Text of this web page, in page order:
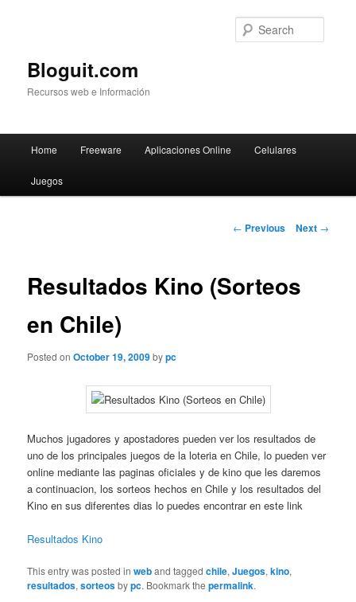
Bloguit.com
Recursos web e Información
Skip
to
Home Freeware Aplicaciones Online Celulares
Juegos
Post
← Previous Next →
Resultados Kino (Sorteos
en Chile)
Posted onOctober 19, 2009bypc
Muchos jugadores y apostadores pueden ver los resultados de
uno de los principales juegos de la loteria en Chile, lo pueden ver
online mediante las paginas oficiales y de kino que les daremos
a continuacion, los sorteos hechos en Chile y los resultados del
Kino en sus diferentes dias lo puedes encontrar en este link
Resultados Kino
This entry was posted inweband taggedchile,Juegos,kino,
resultados,sorteosbypc. Bookmark thepermalink.